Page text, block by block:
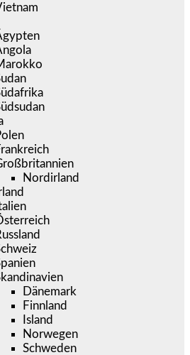
Nordirland
Dänemark
Finnland
Island
Norwegen
Schweden